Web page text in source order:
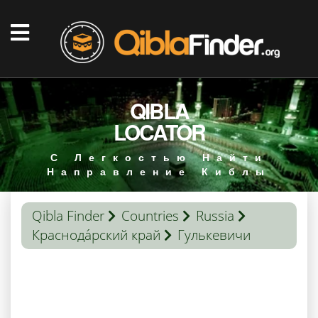
QIBLA
LOCATOR
С Легкостью Найти
Направление Киблы
Qibla Finder Countries
Russia
Краснода́рский край
Гулькевичи